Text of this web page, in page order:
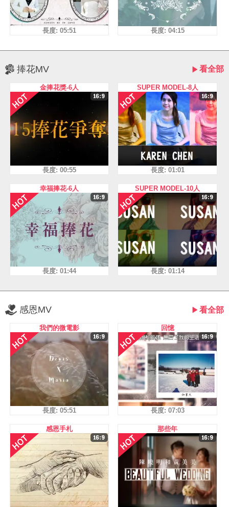
長度: 05:51 長度: 04:15
捧花MV 看全部
金捧花獎-6人
長度: 00:55
SUPER MODEL-8人
長度: 01:01
幸福捧花-6人
長度: 01:44
SUPER MODEL-10人
長度: 01:14
感恩MV 看全部
我們的微電影
長度: 05:51
回憶
長度: 07:03
感恩手札 那些年